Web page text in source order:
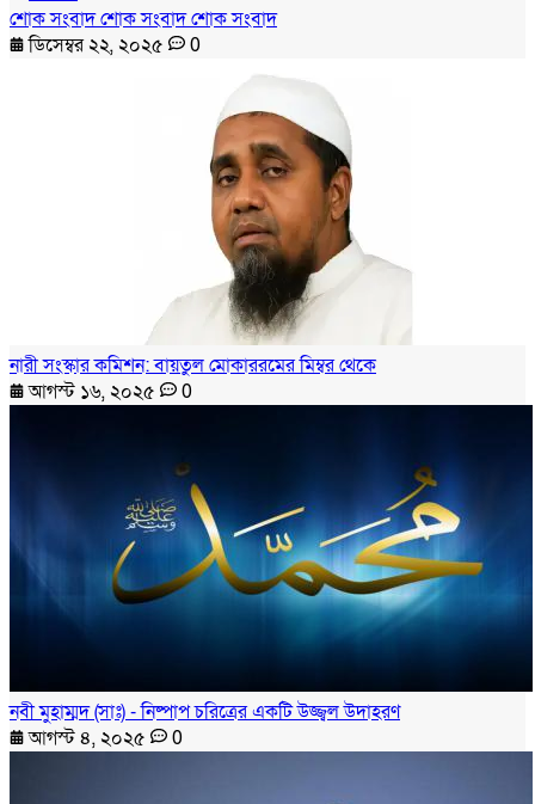
শোক সংবাদ শোক সংবাদ শোক সংবাদ
ডিসেম্বর ২২, ২০২৫
0
নারী সংস্কার কমিশন: বায়তুল মোকাররমের মিম্বর থেকে
আগস্ট ১৬, ২০২৫
0
নবী মুহাম্মদ (সাঃ) - নিষ্পাপ চরিত্রের একটি উজ্জ্বল উদাহরণ
আগস্ট ৪, ২০২৫
0